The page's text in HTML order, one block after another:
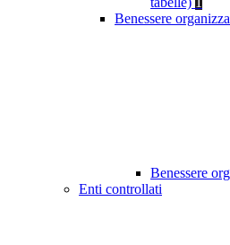
Benessere
Benessere
Enti controllati